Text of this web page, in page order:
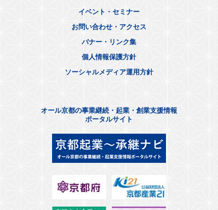
イベント・セミナー
お問い合わせ・アクセス
バナー・リンク集
個人情報保護方針
ソーシャルメディア運用方針
オール京都の事業継続・起業・創業支援情報
ポータルサイト